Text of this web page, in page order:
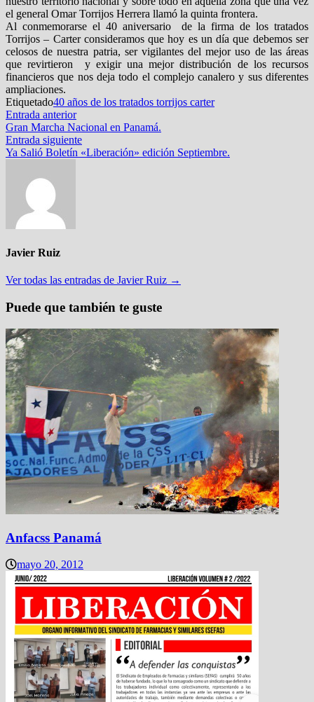
el general Omar Torrijos Herrera llamó la quinta frontera.
Al conmemorarse el 40 aniversario de la firma de los tratados
Torrijos – Carter consideramos que hoy es un día que debemos ser
celosos de nuestra patria, ser vigilantes del mejor uso de las áreas
que revirtieron y exigir una mejor distribución de los recursos
financieros que nos deja todo el complejo canalero y sus diferentes
ampliaciones.
Etiquetado40 años de los tratados torrijos carter
Navegación
de
entradas
Entrada anteriorEntrada
anterior:
Gran Marcha Nacional en Panamá.
Entrada siguienteEntrada
siguiente:
Ya Salió Boletín «Liberación» edición Septiembre.
Javier Ruiz
Ver todas las entradas de Javier Ruiz →
Puede que también te guste
Anfacss Panamá
mayo 20, 2012